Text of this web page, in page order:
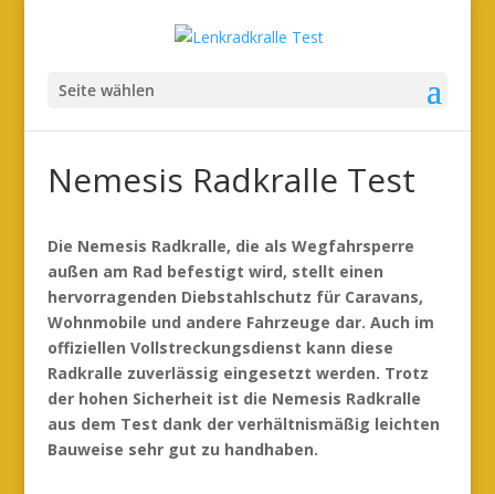
Seite wählen
Nemesis Radkralle Test
Die Nemesis Radkralle, die als Wegfahrsperre
außen am Rad befestigt wird, stellt einen
hervorragenden Diebstahlschutz für Caravans,
Wohnmobile und andere Fahrzeuge dar. Auch im
offiziellen Vollstreckungsdienst kann diese
Radkralle zuverlässig eingesetzt werden. Trotz
der hohen Sicherheit ist die Nemesis Radkralle
aus dem Test dank der verhältnismäßig leichten
Bauweise sehr gut zu handhaben.